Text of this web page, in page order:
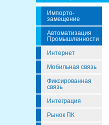
Импорто­
Замещение
Автоматизация
Промышленности
Интернет
Мобильная связь
Фиксированная
связь
Интеграция
Рынок ПК